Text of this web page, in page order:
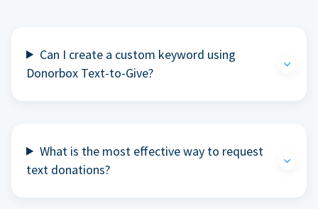
Can I create a custom keyword using
Donorbox Text-to-Give?
What is the most effective way to request
text donations?